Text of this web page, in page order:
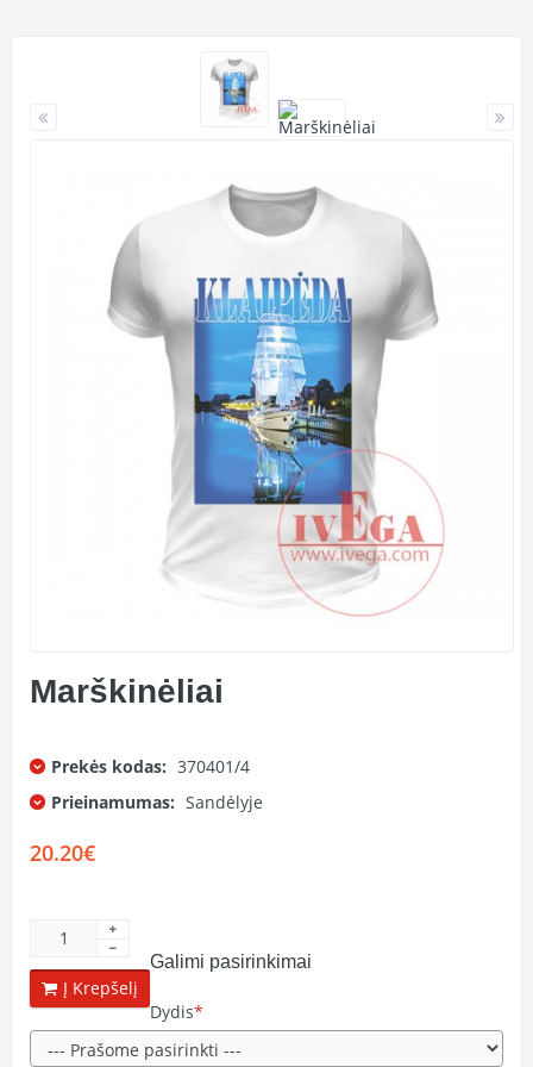
Marškinėliai
Prekės kodas: 370401/4
Prieinamumas: Sandėlyje
20.20€
Į Krepšelį
Galimi pasirinkimai
Dydis